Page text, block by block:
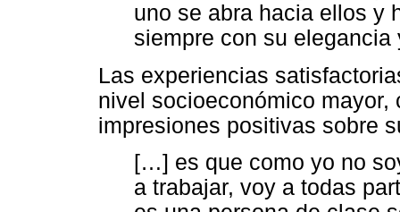
uno se abra hacia ellos y
siempre con su elegancia
Las experiencias
nivel socioeconómico
impresiones positivas sobre
[…] es que como yo no
a trabajar, voy a todas